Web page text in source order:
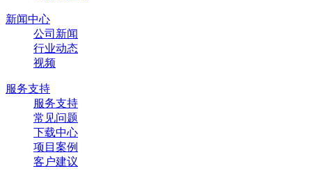
新闻中心
公司新闻
行业动态
视频
服务支持
服务支持
常见问题
下载中心
项目案例
客户建议